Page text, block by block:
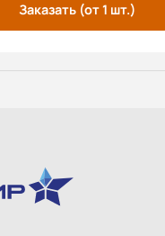
Заказать (от 1 шт.)